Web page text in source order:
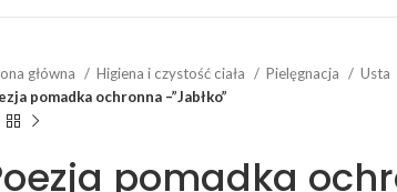
główna Higiena i czystość ciała Pielęgnacja
Usta
pomadka ochronna –”Jabłko”
pomadka